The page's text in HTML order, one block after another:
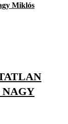
Miklós